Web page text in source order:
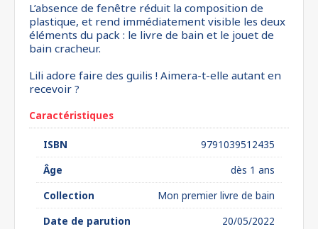
L’absence de fenêtre réduit la composition de
plastique, et rend immédiatement visible les deux
éléments du pack : le livre de bain et le jouet de
bain cracheur.
Lili adore faire des guilis ! Aimera-t-elle autant en
recevoir ?
Caractéristiques
ISBN
9791039512435
Âge
dès 1 ans
Collection
Mon premier livre de bain
Date de parution
20/05/2022